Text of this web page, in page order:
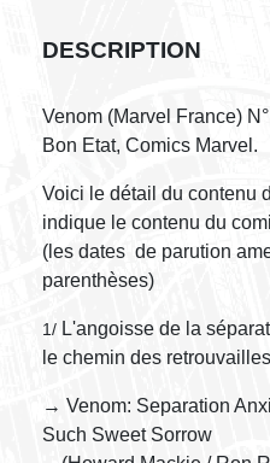
DESCRIPTION
Venom (Marvel France)
Bon Etat, Comics Marvel.
Voici le détail du contenu
indique le contenu du
(les dates de parution
parenthèses)
1/ L'angoisse de la
le chemin des retrouvailles
→ Venom: Separation
Such Sweet Sorrow